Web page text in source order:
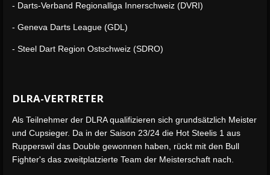
- Darts-Verband Regionalliga Innerschweiz (DVRI)
- Geneva Darts League (GDL)
- Steel Dart Region Ostschweiz (SDRO)
DLRA-VERTRETER
Als Teilnehmer der DLRA qualifizieren sich grundsätzlich Meister
und Cupsieger. Da in der Saison 23/24 die Hot Steelis 1 aus
Rupperswil das Double gewonnen haben, rückt mit den Bull
Fighter's das zweitplatzierte Team der Meisterschaft nach.